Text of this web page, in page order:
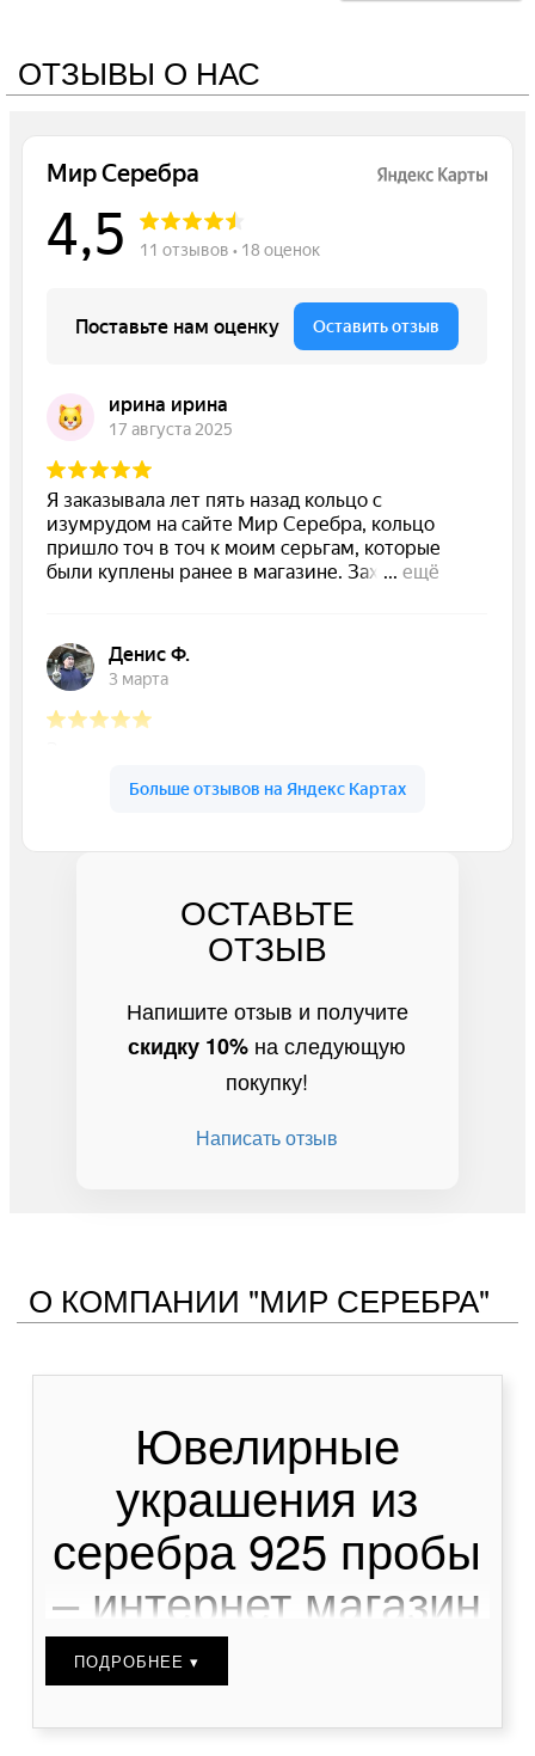
ОТЗЫВЫ О НАС
ОСТАВЬТЕ
ОТЗЫВ
Напишите отзыв и получите
скидку 10% на следующую
покупку!
Написать отзыв
О КОМПАНИИ "МИР СЕРЕБРА"
Ювелирные
украшения из
серебра 925 пробы
– интернет магазин
серебра –
идеальный выбор
ПОДРОБНЕЕ ▾